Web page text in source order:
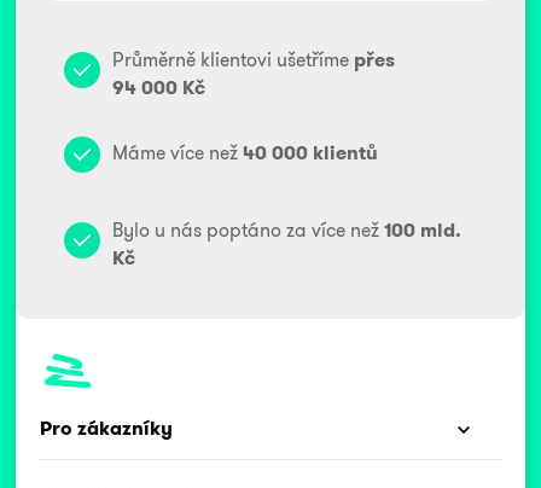
Průměrně klientovi ušetříme přes
94 000 Kč
Máme více než 40 000 klientů
Bylo u nás poptáno za více než 100 mld.
Kč
Pro zákazníky